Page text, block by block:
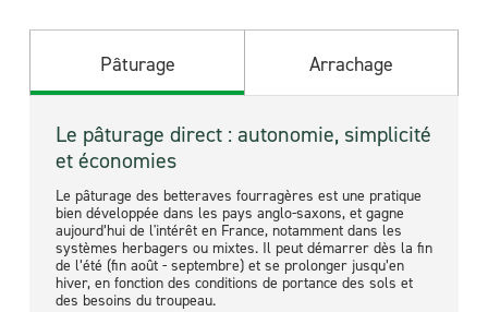
Pâturage Arrachage
Le pâturage direct : autonomie, simplicité
et économies
Le pâturage des betteraves fourragères est une pratique
bien développée dans les pays anglo-saxons, et gagne
aujourd’hui de l'intérêt en France, notamment dans les
systèmes herbagers ou mixtes. Il peut démarrer dès la fin
de l’été (fin août - septembre) et se prolonger jusqu’en
hiver, en fonction des conditions de portance des sols et
des besoins du troupeau.
L’arrachage mécanique : souplesse
logistique et conservation longue
Lorsque les conditions de sol ne permettent pas le
pâturage, ou que l’organisation du système impose une
alimentation en bâtiment, la betterave fourragère peut être
arrachée mécaniquement, stockée, puis distribuée à l’auge
ou intégrée dans une ration mélangée. Arrachage +
hachage + distribution immédiate ou stockage en silo sont
possibles.